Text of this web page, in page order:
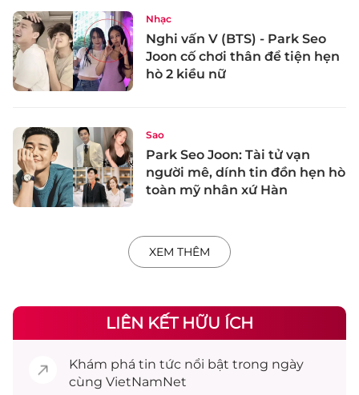
Nhạc
Nghi vấn V (BTS) - Park Seo
Joon cố chơi thân để tiện hẹn
hò 2 kiều nữ
Sao
Park Seo Joon: Tài tử vạn
người mê, dính tin đồn hẹn hò
toàn mỹ nhân xứ Hàn
XEM THÊM
LIÊN KẾT HỮU ÍCH
Khám phá tin tức nổi bật trong ngày
cùng VietNamNet